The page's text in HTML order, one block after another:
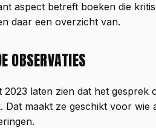
aspect betreft boeken die
daar een overzicht van.
OBSERVATIES
2023 laten zien dat het
Dat maakt ze geschikt voor